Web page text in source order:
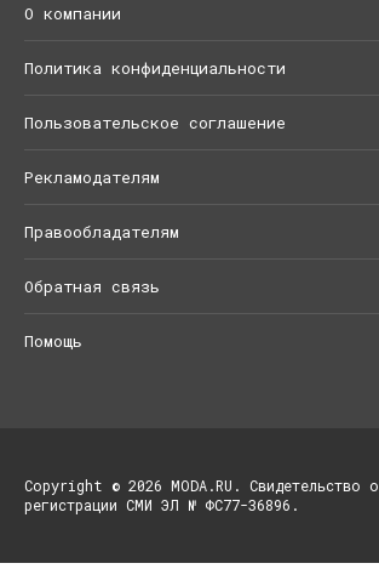
О компании
Политика конфиденциальности
Пользовательское соглашение
Рекламодателям
Правообладателям
Обратная связь
Помощь
Copyright © 2026 MODA.RU. Свидетельство о
регистрации СМИ ЭЛ № ФС77-36896.